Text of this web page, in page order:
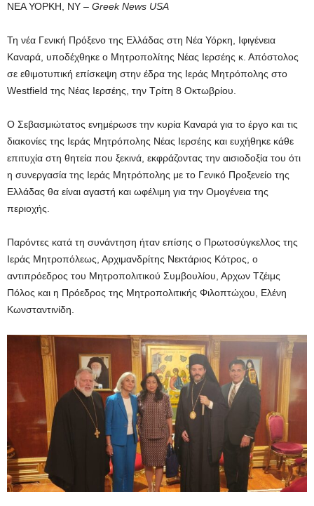
ΝΕΑ ΥΟΡΚΗ, ΝΥ – Greek News USA
Τη νέα Γενική Πρόξενο της Ελλάδας στη Νέα Υόρκη, Ιφιγένεια
Καναρά, υποδέχθηκε ο Μητροπολίτης Νέας Ιερσέης κ. Απόστολος
σε εθιμοτυπική επίσκεψη στην έδρα της Ιεράς Μητρόπολης στο
Westfield της Νέας Ιερσέης, την Τρίτη 8 Οκτωβρίου.
Ο Σεβασμιώτατος ενημέρωσε την κυρία Καναρά για το έργο και τις
διακονίες της Ιεράς Μητρόπολης Νέας Ιερσέης και ευχήθηκε κάθε
επιτυχία στη θητεία που ξεκινά, εκφράζοντας την αισιοδοξία του ότι
η συνεργασία της Ιεράς Μητρόπολης με το Γενικό Προξενείο της
Ελλάδας θα είναι αγαστή και ωφέλιμη για την Ομογένεια της
περιοχής.
Παρόντες κατά τη συνάντηση ήταν επίσης ο Πρωτοσύγκελλος της
Ιεράς Μητροπόλεως, Αρχιμανδρίτης Νεκτάριος Κότρος, ο
αντιπρόεδρος του Μητροπολιτικού Συμβουλίου, Αρχων Τζέιμς
Πόλος και η Πρόεδρος της Μητροπολιτικής Φιλοπτώχου, Ελένη
Κωνσταντινίδη.